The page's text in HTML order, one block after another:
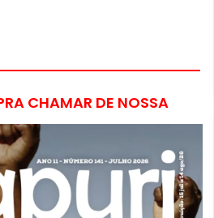
CHAMAR DE NOSSA